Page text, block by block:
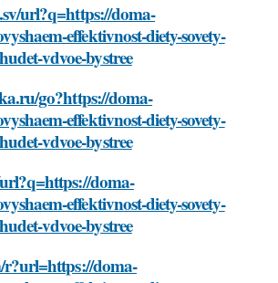
url?q=https://doma-
effektivnost-diety-sovety-
vdvoe-bystree
go?https://doma-
effektivnost-diety-sovety-
vdvoe-bystree
doma-
effektivnost-diety-sovety-
vdvoe-bystree
r?url=https://doma-